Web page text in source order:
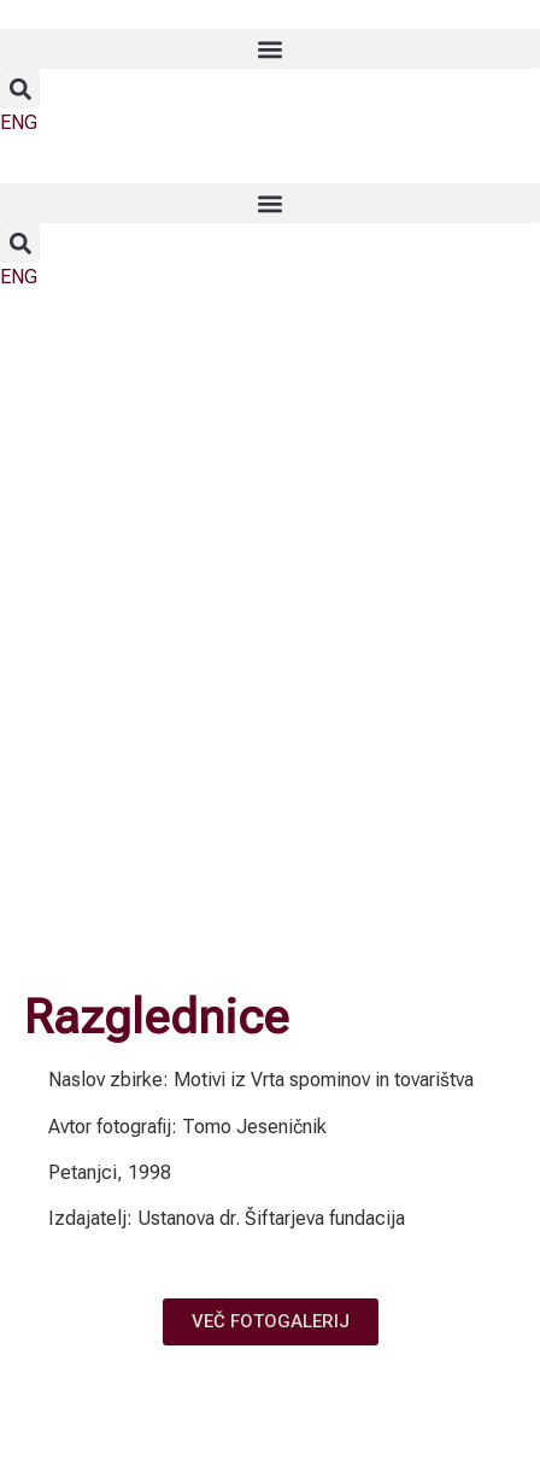
ENG
ENG
Razglednice
Naslov zbirke: Motivi iz Vrta spominov in tovarištva
Avtor fotografij: Tomo Jeseničnik
Petanjci, 1998
Izdajatelj: Ustanova dr. Šiftarjeva fundacija
VEČ FOTOGALERIJ